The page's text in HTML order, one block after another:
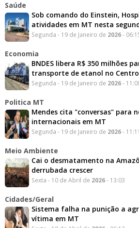
Saúde
Sob comando do Einstein,
atividades em MT nesta
Segunda - 19 de Janeiro de 2026-
Economia
BNDES libera R$ 350 milhões
transporte de etanol no
Segunda - 19 de Janeiro de 2026-
Politica MT
Mendes cita "conversas" para
internacionais em MT
Segunda - 19 de Janeiro de 2026- 11:11
Meio Ambiente
Cai o desmatamento na
derrubada crescer
Sexta - 10 de Abril de 2026- 13:03
Cidades/Geral
Sistema falha na punição a
vítima em MT